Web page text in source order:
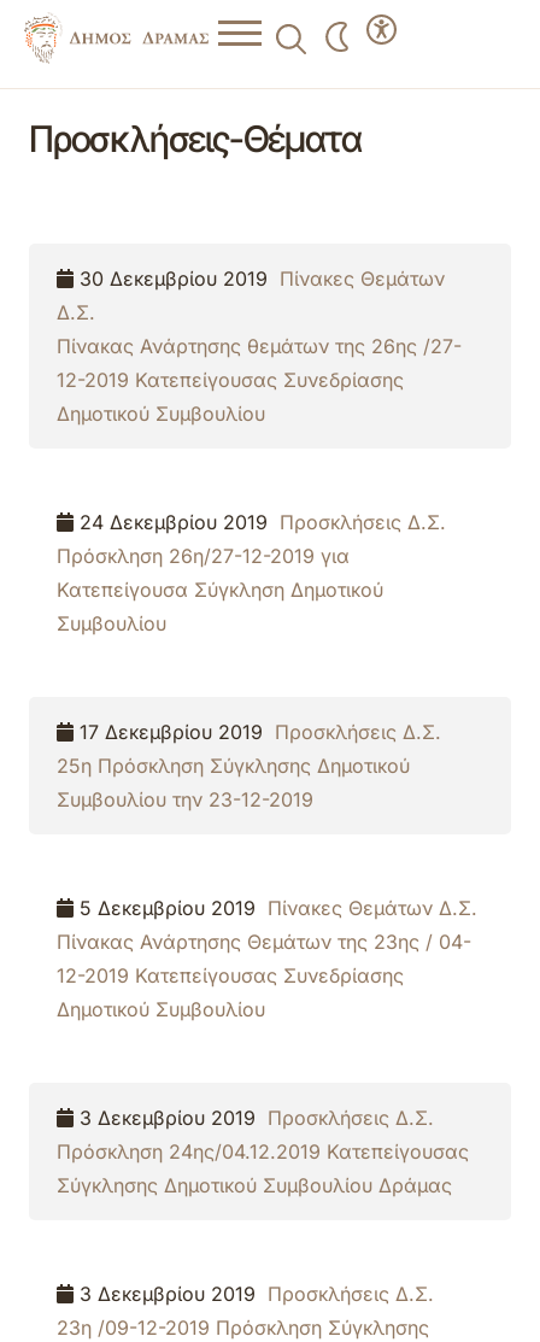
Προσκλήσεις-Θέματα
30 Δεκεμβρίου 2019 Πίνακες Θεμάτων
Δ.Σ.
Πίνακας Ανάρτησης θεμάτων της 26ης /27-
12-2019 Κατεπείγουσας Συνεδρίασης
Δημοτικού Συμβουλίου
24 Δεκεμβρίου 2019 Προσκλήσεις Δ.Σ.
Πρόσκληση 26η/27-12-2019 για
Κατεπείγουσα Σύγκληση Δημοτικού
Συμβουλίου
17 Δεκεμβρίου 2019 Προσκλήσεις Δ.Σ.
25η Πρόσκληση Σύγκλησης Δημοτικού
Συμβουλίου την 23-12-2019
5 Δεκεμβρίου 2019 Πίνακες Θεμάτων Δ.Σ.
Πίνακας Ανάρτησης Θεμάτων της 23ης / 04-
12-2019 Κατεπείγουσας Συνεδρίασης
Δημοτικού Συμβουλίου
3 Δεκεμβρίου 2019 Προσκλήσεις Δ.Σ.
Πρόσκληση 24ης/04.12.2019 Κατεπείγουσας
Σύγκλησης Δημοτικού Συμβουλίου Δράμας
3 Δεκεμβρίου 2019 Προσκλήσεις Δ.Σ.
23η /09-12-2019 Πρόσκληση Σύγκλησης